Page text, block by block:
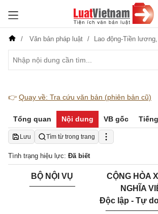
Văn bản pháp luật Lao động-Tiền lương,
👉 Quay về: Tra cứu văn bản (phiên bản cũ)
Tổng quan Nội dung VB gốc
Lưu Tìm từ trong trang
Tình trạng hiệu lực: Đã biết
BỘ NỘI VỤ
__________
CỘNG HÒA
NGHĨA
Độc lập - Tự